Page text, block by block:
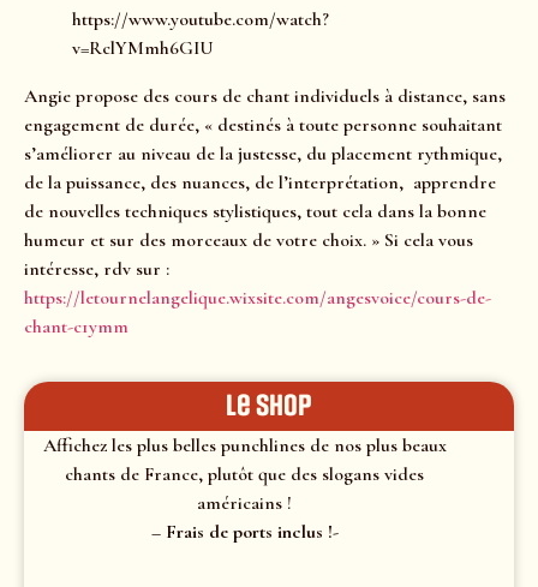
https://www.youtube.com/watch?
v=RclYMmh6GIU
Angie propose des cours de chant individuels à distance, sans
engagement de durée, « destinés à toute personne souhaitant
s’améliorer au niveau de la justesse, du placement rythmique,
de la puissance, des nuances, de l’interprétation, apprendre
de nouvelles techniques stylistiques, tout cela dans la bonne
humeur et sur des morceaux de votre choix. » Si cela vous
intéresse, rdv sur :
https://letournelangelique.wixsite.com/angesvoice/cours-de-
chant-c1ymm
le shop
Affichez les plus belles punchlines de nos plus beaux
chants de France, plutôt que des slogans vides
américains !
– Frais de ports inclus !-